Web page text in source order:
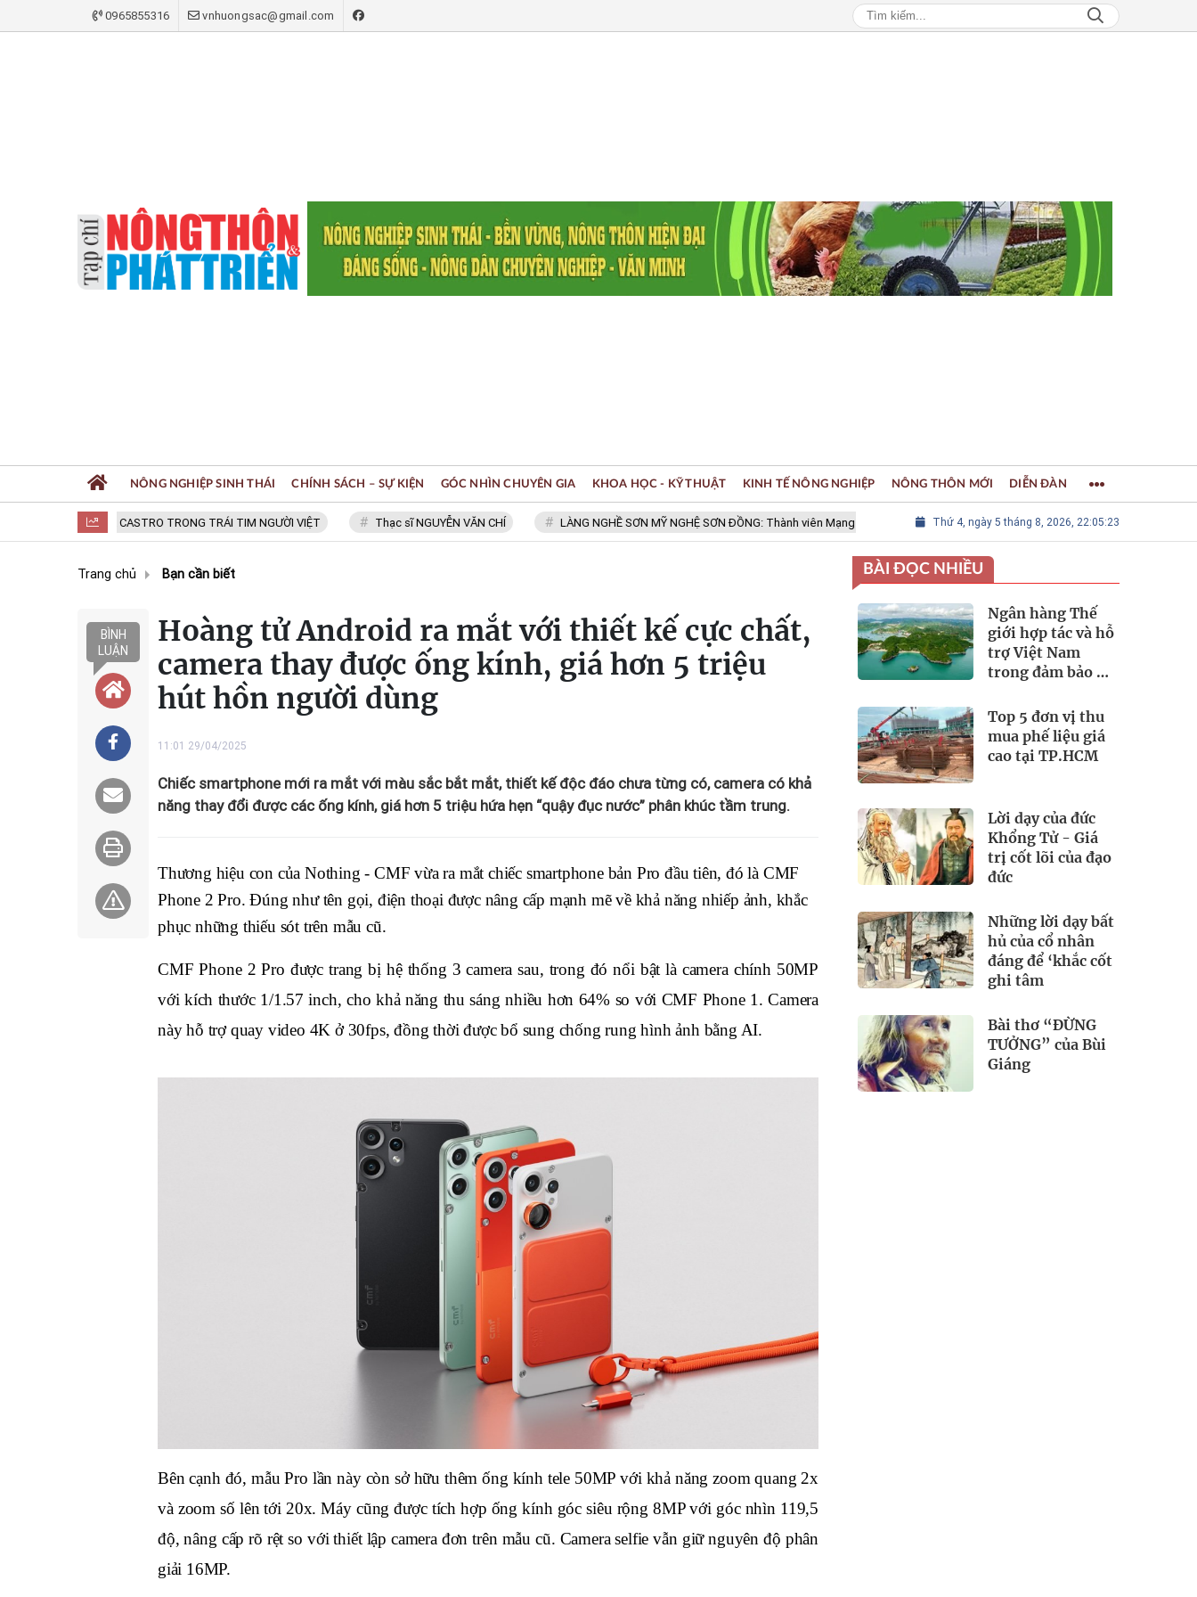
0965855316 vnhuongsac@gmail.com
FIDEL CASTRO TRONG TRÁI TIM NGƯỜI VIỆT Thạc sĩ NGUYỄN VĂN CHÍ LÀNG NGHỀ SƠN MỸ NGHỆ SƠN ĐỒNG: Thành viên Mạng lưới các Thành phố Thủ công sáng tạo Thế giới
Thứ 4, ngày 5 tháng 8, 2026, 22:05:24
NÔNG NGHIỆP SINH THÁI CHÍNH SÁCH – SỰ KIỆN GÓC NHÌN CHUYÊN GIA KHOA HỌC - KỸ THUẬT KINH TẾ NÔNG NGHIỆP NÔNG THÔN MỚI DIỄN ĐÀN
Trang chủ Bạn cần biết
BÌNH
LUẬN
Hoàng tử Android ra mắt với thiết kế cực chất,
camera thay được ống kính, giá hơn 5 triệu
hút hồn người dùng
11:01 29/04/2025
Chiếc smartphone mới ra mắt với màu sắc bắt mắt, thiết kế độc đáo chưa từng có, camera có khả
năng thay đổi được các ống kính, giá hơn 5 triệu hứa hẹn “quậy đục nước” phân khúc tầm trung.
Thương hiệu con của Nothing - CMF vừa ra mắt chiếc smartphone bản Pro đầu tiên, đó là CMF
Phone 2 Pro. Đúng như tên gọi, điện thoại được nâng cấp mạnh mẽ về khả năng nhiếp ảnh, khắc
phục những thiếu sót trên mẫu cũ.
CMF Phone 2 Pro được trang bị hệ thống 3 camera sau, trong đó nổi bật là camera chính 50MP
với kích thước 1/1.57 inch, cho khả năng thu sáng nhiều hơn 64% so với CMF Phone 1. Camera
này hỗ trợ quay video 4K ở 30fps, đồng thời được bổ sung chống rung hình ảnh bằng AI.
Bên cạnh đó, mẫu Pro lần này còn sở hữu thêm ống kính tele 50MP với khả năng zoom quang 2x
và zoom số lên tới 20x. Máy cũng được tích hợp ống kính góc siêu rộng 8MP với góc nhìn 119,5
độ, nâng cấp rõ rệt so với thiết lập camera đơn trên mẫu cũ. Camera selfie vẫn giữ nguyên độ phân
giải 16MP.
BÀI ĐỌC NHIỀU
Ngân hàng Thế
giới hợp tác và hỗ
trợ Việt Nam
trong đảm bảo an
Top 5 đơn vị thu
mua phế liệu giá
cao tại TP.HCM
Lời dạy của đức
Khổng Tử - Giá
trị cốt lõi của đạo
đức
Những lời dạy bất
hủ của cổ nhân
đáng để ‘khắc cốt
ghi tâm
Bài thơ “ĐỪNG
TƯỞNG” của Bùi
Giáng